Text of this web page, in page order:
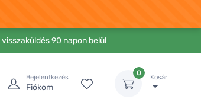
visszaküldés 90 napon belül
Bejelentkezés
Fiókom
0
Kosár